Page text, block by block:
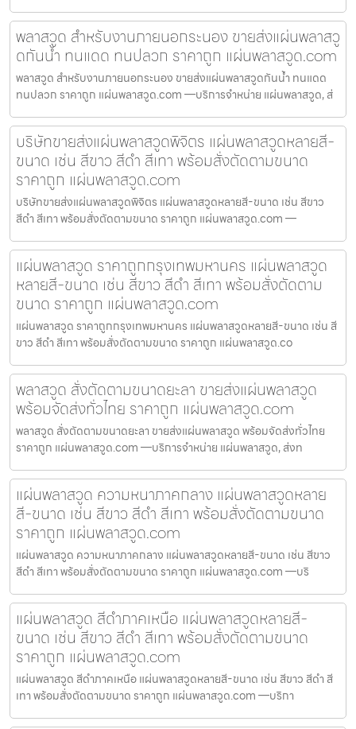
พลาสวูด สำหรับงานภายนอกระนอง ขายส่งแผ่นพลาสวู
ดกันน้ำ ทนแดด ทนปลวก ราคาถูก แผ่นพลาสวูด.com
พลาสวูด สำหรับงานภายนอกระนอง ขายส่งแผ่นพลาสวูดกันน้ำ ทนแดด
ทนปลวก ราคาถูก แผ่นพลาสวูด.com —บริการจำหน่าย แผ่นพลาสวูด, ส่
บริษัทขายส่งแผ่นพลาสวูดพิจิตร แผ่นพลาสวูดหลายสี-
ขนาด เช่น สีขาว สีดำ สีเทา พร้อมสั่งตัดตามขนาด
ราคาถูก แผ่นพลาสวูด.com
บริษัทขายส่งแผ่นพลาสวูดพิจิตร แผ่นพลาสวูดหลายสี-ขนาด เช่น สีขาว
สีดำ สีเทา พร้อมสั่งตัดตามขนาด ราคาถูก แผ่นพลาสวูด.com —
แผ่นพลาสวูด ราคาถูกกรุงเทพมหานคร แผ่นพลาสวูด
หลายสี-ขนาด เช่น สีขาว สีดำ สีเทา พร้อมสั่งตัดตาม
ขนาด ราคาถูก แผ่นพลาสวูด.com
แผ่นพลาสวูด ราคาถูกกรุงเทพมหานคร แผ่นพลาสวูดหลายสี-ขนาด เช่น สี
ขาว สีดำ สีเทา พร้อมสั่งตัดตามขนาด ราคาถูก แผ่นพลาสวูด.co
พลาสวูด สั่งตัดตามขนาดยะลา ขายส่งแผ่นพลาสวูด
พร้อมจัดส่งทั่วไทย ราคาถูก แผ่นพลาสวูด.com
พลาสวูด สั่งตัดตามขนาดยะลา ขายส่งแผ่นพลาสวูด พร้อมจัดส่งทั่วไทย
ราคาถูก แผ่นพลาสวูด.com —บริการจำหน่าย แผ่นพลาสวูด, ส่งท
แผ่นพลาสวูด ความหนาภาคกลาง แผ่นพลาสวูดหลาย
สี-ขนาด เช่น สีขาว สีดำ สีเทา พร้อมสั่งตัดตามขนาด
ราคาถูก แผ่นพลาสวูด.com
แผ่นพลาสวูด ความหนาภาคกลาง แผ่นพลาสวูดหลายสี-ขนาด เช่น สีขาว
สีดำ สีเทา พร้อมสั่งตัดตามขนาด ราคาถูก แผ่นพลาสวูด.com —บริ
แผ่นพลาสวูด สีดำภาคเหนือ แผ่นพลาสวูดหลายสี-
ขนาด เช่น สีขาว สีดำ สีเทา พร้อมสั่งตัดตามขนาด
ราคาถูก แผ่นพลาสวูด.com
แผ่นพลาสวูด สีดำภาคเหนือ แผ่นพลาสวูดหลายสี-ขนาด เช่น สีขาว สีดำ สี
เทา พร้อมสั่งตัดตามขนาด ราคาถูก แผ่นพลาสวูด.com —บริกา